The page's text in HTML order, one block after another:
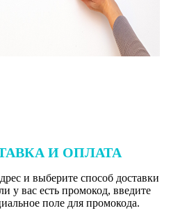
И ОПЛАТА
и выберите способ доставки
у вас есть промокод, введите
поле для промокода.